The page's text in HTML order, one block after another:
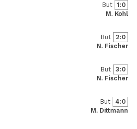
But 1:0
M. Kohl
But 2:0
N. Fischer
But 3:0
N. Fischer
But
4:0
M. Dittmann